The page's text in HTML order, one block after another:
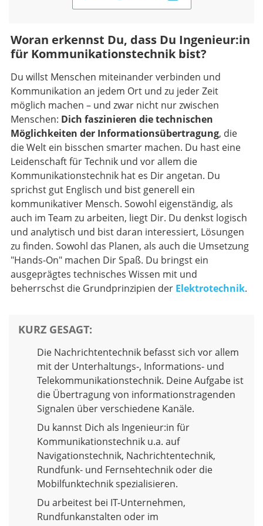
Woran erkennst Du, dass Du Ingenieur:in
für Kommunikationstechnik bist?
Du willst Menschen miteinander verbinden und
Kommunikation an jedem Ort und zu jeder Zeit
möglich machen – und zwar nicht nur zwischen
Menschen: Dich faszinieren die technischen
Möglichkeiten der Informationsübertragung, die
die Welt ein bisschen smarter machen. Du hast eine
Leidenschaft für Technik und vor allem die
Kommunikationstechnik hat es Dir angetan. Du
sprichst gut Englisch und bist generell ein
kommunikativer Mensch. Sowohl eigenständig, als
auch im Team zu arbeiten, liegt Dir. Du denkst logisch
und analytisch und bist daran interessiert, Lösungen
zu finden. Sowohl das Planen, als auch die Umsetzung
"Hands-On" machen Dir Spaß. Du bringst ein
ausgeprägtes technisches Wissen mit und
beherrschst die Grundprinzipien der Elektrotechnik.
KURZ GESAGT:
Die Nachrichtentechnik befasst sich vor allem
mit der Unterhaltungs-, Informations- und
Telekommunikationstechnik. Deine Aufgabe ist
die Übertragung von informationstragenden
Signalen über verschiedene Kanäle.
Du kannst Dich als Ingenieur:in für
Kommunikationstechnik u.a. auf
Navigationstechnik, Nachrichtentechnik,
Rundfunk- und Fernsehtechnik oder die
Mobilfunktechnik spezialisieren.
Du arbeitest bei IT-Unternehmen,
Rundfunkanstalten oder im